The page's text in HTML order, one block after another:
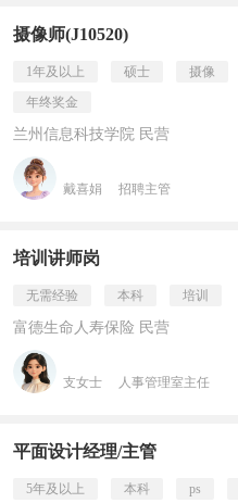
摄像师(J10520)
1年及以上 硕士 摄像
年终奖金
兰州信息科技学院 民营
戴喜娟 招聘主管
培训讲师岗
无需经验 本科 培训
富德生命人寿保险 民营
支女士 人事管理室主任
平面设计经理/主管
5年及以上 本科 ps